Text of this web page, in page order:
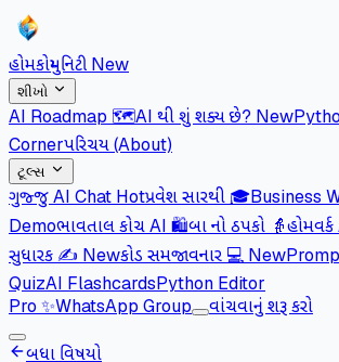
હોમકોમ્યુનિટી New
શીખો
AI Roadmap 🗺️AI થી શું શક્ય છે? New
Cornerપરિચય (About)
ટૂલ્સ
ગુજ્જુ AI Chat Hotપ્રવેશ સારથી 🎓Business
Demoભાવતાલ કોચ AI 🛍️બા નો ઠપકો 👵
સુધારક ✍️ Newકોડ સમજાવનાર 💻 New
QuizAI FlashcardsPython Editor
Pro ✨WhatsApp Group વાંચવાનું શરૂ કરો
બધા વિષયો